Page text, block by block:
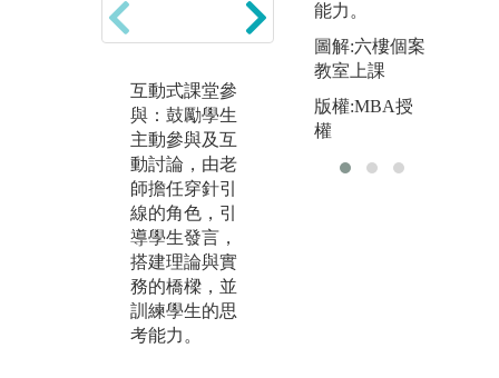
互動式課堂參
與：鼓勵學生
主動參與及互
動討論，由老
師擔任穿針引
線的角色，引
導學生發言，
搭建理論與實
務的橋樑，並
訓練學生的思
考能力。
告：小組成員
針對各種議題
進行討論與腦
能力。
圖解:六樓個案
教室上課
版權:MBA授
權